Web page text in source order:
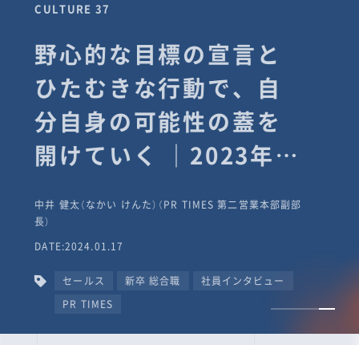
CULTURE 37
野心的な目標の宣言と
ひたむきな行動で、自
分自身の可能性の蓋を
開けていく ｜2023年度
タビュー #PR
TIMESな人たち
中井 健太（なかい けんた）（PR TIMES 第二営業本部副部
長）
DATE:2024.01.17
セールス 新卒 総合職
社員インタビュー
PR TIMES